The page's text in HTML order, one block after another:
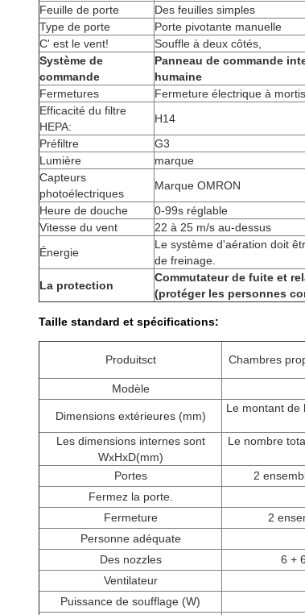
Feuille de porte
Des feuilles simples
Type de porte
Porte pivotante manuelle
C' est le vent!
Souffle à deux côtés,
Système de
commande
Panneau de commande
humaine
Fermetures
Fermeture électrique à
Efficacité du filtre
HEPA:
H14
Préfiltre
G3
Lumière
marque
Capteurs
photoélectriques
Marque OMRON
Heure de douche
0-99s réglable
Vitesse du vent
22 à 25 m/s au-dessus
Énergie
Le système d'aération doit
de freinage.
La protection
Commutateur de fuite et
(protéger les personnes
Taille standard et spécifications:
Produitsct Chambres
Modèle
Dimensions extérieures (mm)
Le montant de
Les dimensions internes sont
WxHxD(mm)
Le nombre
Portes
2
Fermez la porte.
Fermeture
2
Personne adéquate
Des nozzles
6 +
Ventilateur
Puissance de soufflage (W)